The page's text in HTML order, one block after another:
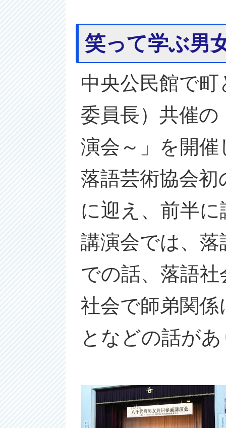
笑って学ぶ男
中央公民館で
委員長）共催
演会～」を開
落語芸術協会
に迎え、前半
講演会では、
での話、落語
社会で師弟関
となどの話が